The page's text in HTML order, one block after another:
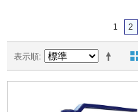
1 2
表示順